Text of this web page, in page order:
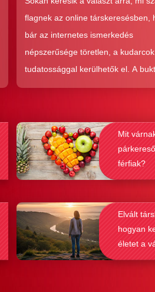
flagnek az online társkeresésben,
bár az internetes ismerkedés
népszerűsége töretlen, a
tudatossággal kerülhetők el. A
ellenére ez a társkeresési forma
hatékonyság, amit ad, nehezen
felülmúlható.
Mit
férfiak?
Elvált
hogyan
életet a
után?